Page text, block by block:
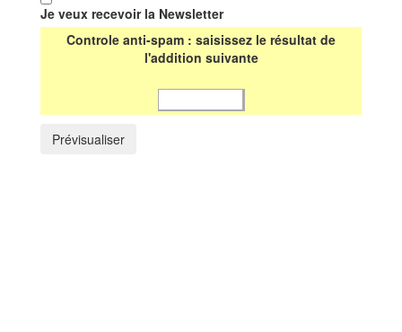
Je veux recevoir la Newsletter
Controle anti-spam : saisissez le résultat de
l'addition suivante